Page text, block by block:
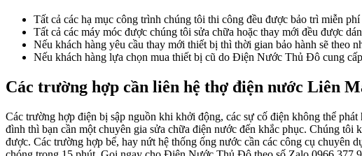
Tất cả các hạ mục công trình chúng tôi thi công đều được bảo trì miễn phí
Tất cả các máy móc được chúng tôi sửa chữa hoặc thay mới đều được
Nếu khách hàng yêu cầu thay mới thiết bị thì thời gian bảo hành sẽ theo
Nếu khách hàng lựa chọn mua thiết bị cũ do Điện Nước Thủ Đô cung
Các trường hợp cần liên hệ thợ điện nước Liên
Các trường hợp điện bị sập nguồn khi khởi động, các sự cố điện không thể
đình thì bạn cần một chuyên gia sửa chữa điện nước đến khắc phục. Chúng
được. Các trường hợp bể, hay nứt hệ thống ống nước cần các công cụ